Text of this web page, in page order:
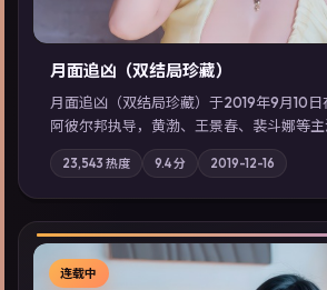
月面追凶（双结局珍藏）
月面追凶（双结局珍藏）于2019年9月10
阿彼尔邦执导，黄渤、王景春、裴斗娜等
事主轴，两代人的执念在暴风雨夜正面相撞
域气质；站内亦可通过「国产免费观看高清
检索同类型高分佳作，畅享高清在线追剧
23,543 热度 9.4分 2019-12-16
连载中